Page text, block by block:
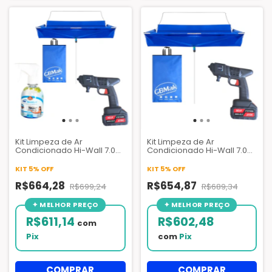
Kit Limpeza de Ar
Condicionado Hi-Wall 7.000
Bolsa Coletora + Air Shield
KIT 5% OFF
R$664,28 R$699,24
R$611,14 com
Pix
Kit Limpeza de Ar
Condicionado Hi-Wall 7.000
Bolsa Coletora
KIT 5% OFF
R$654,87 R$689,34
R$602,48
com Pix